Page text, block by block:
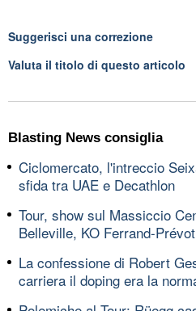
Suggerisci una correzione
Valuta il titolo di questo articolo
Blasting News consiglia
Ciclomercato, l'intreccio
sfida tra UAE e Decathlon
Tour, show sul Massiccio
Belleville, KO Ferrand-Prévot
La confessione di Robert
carriera il doping era la